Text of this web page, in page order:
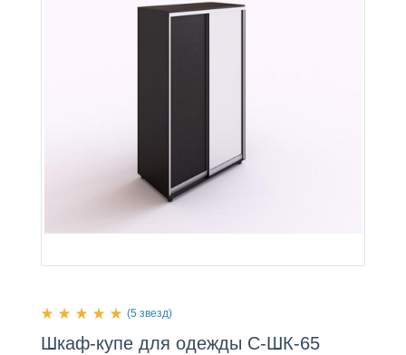
(5 звезд)
Шкаф-купе для одежды С-ШК-65